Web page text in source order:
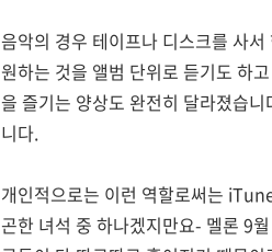
음악의 경우 테이프나 디스크를 사
원하는 것을 앨범 단위로 듣기도 하
을 즐기는 양상도 완전히 달라졌습
니다.
개인적으로는 이런 역할로써는
곤한 녀석 중 하나겠지만요- 멜론 9